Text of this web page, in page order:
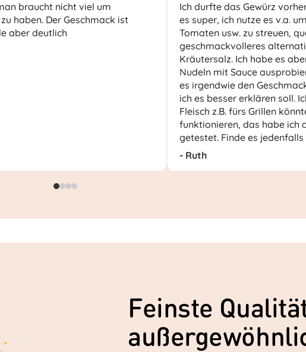
braucht nicht viel um
haben. Der Geschmack ist
aber deutlich
Ich durfte das Gewürz
es super, ich nutze es v.a.
Tomaten usw. zu streuen,
geschmackvolleres
Kräutersalz. Ich habe es
Nudeln mit Sauce
es irgendwie den
ich es besser erklären soll.
Fleisch z.B. fürs Grillen
funktionieren, das habe ich
getestet. Finde es
- Ruth
Feinste